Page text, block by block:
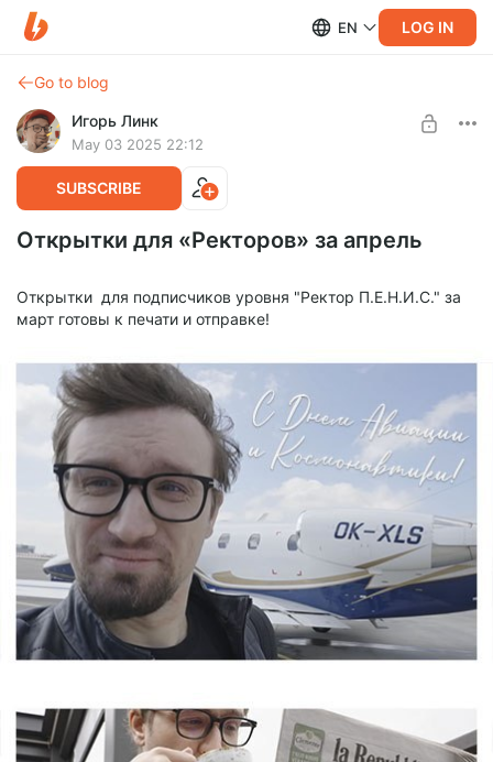
EN LOG IN
Go to blog
Игорь Линк
May 03 2025 22:12
SUBSCRIBE
Открытки для «Ректоров» за апрель
Открытки для подписчиков уровня "Ректор П.Е.Н.И.С." за
март готовы к печати и отправке!